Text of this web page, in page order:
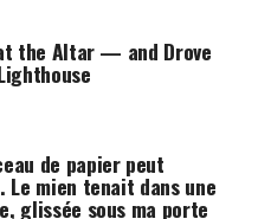
the Altar — and Drove
de papier peut
Le mien tenait dans une
glissée sous ma porte